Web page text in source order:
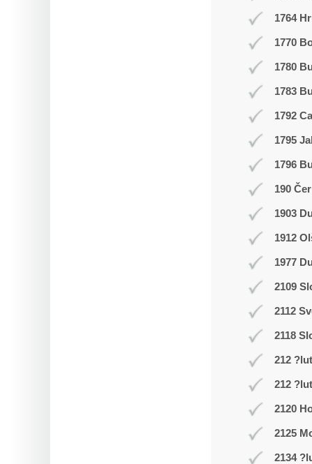
1764
1770
1780
1783
1792
1795
1796
190
1903
1912
1977
2109
2112
2118
212 ?lut
212 ?lut
2120
2125
2134